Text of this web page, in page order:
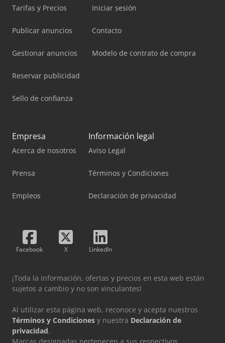
Tarifas y Precios
Publicar anuncios
Gestionar anuncios
Reservar publicidad
Sello de confianza
Iniciar sesión
Contacto
Modelo de contrato de compra
Empresa
Acerca de nosotros
Prensa
Empleos
Información legal
Aviso Legal
Términos y Condiciones
Declaración de privacidad
Facebook X LinkedIn
¡Toda la información, ofertas y precios en esta web están
sujetos a cambio y no son vinculantes!
Al utilizar esta página web, reconoce y acepta nuestros
Términos y Condiciones y nuestra Declaración de
privacidad.